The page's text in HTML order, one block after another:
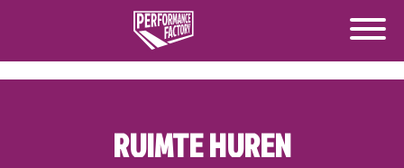
RUIMTE HUREN